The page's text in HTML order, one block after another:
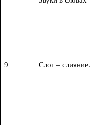
9 Слог – слияние.